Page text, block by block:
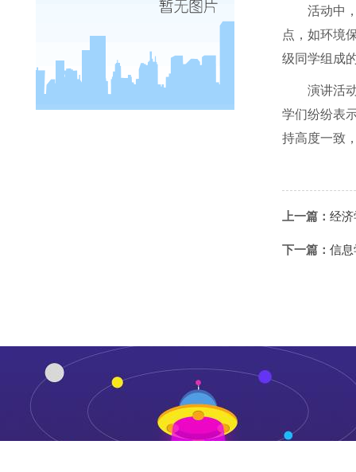
活动中
点，如环境
级同学组成
演讲活
学们纷纷表
持高度一致
上一篇： 经
下一篇： 信